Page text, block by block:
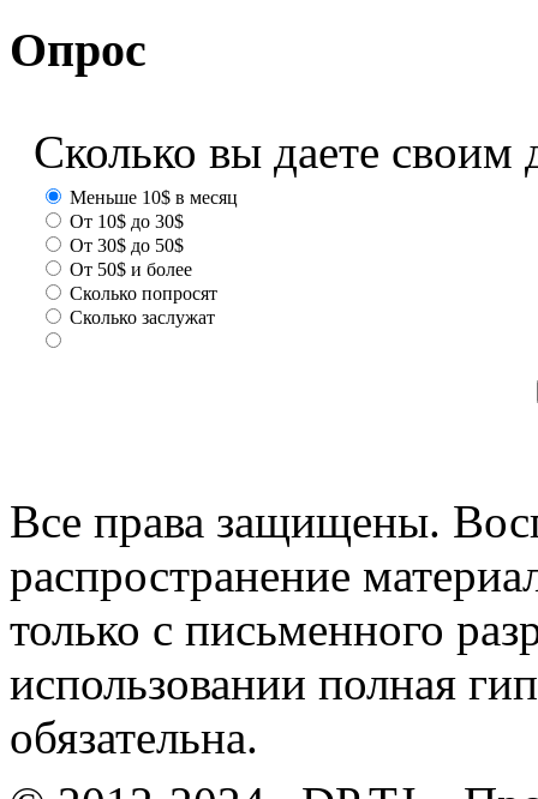
Опрос
Сколько вы даете своим
Меньше 10$ в месяц
От 10$ до 30$
От 30$ до 50$
От 50$ и более
Сколько попросят
Сколько заслужат
Все права защищены.
распространение
только с письменного
использовании полная
обязательна.